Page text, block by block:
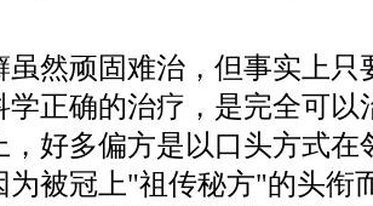
顽固难治，但事实上只
学正确的治疗，是完全可以
，好多偏方是以口头方式在
为被冠上"祖传秘方"的头衔